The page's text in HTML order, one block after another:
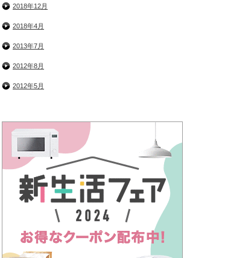
2018年12月
2018年4月
2013年7月
2012年8月
2012年5月